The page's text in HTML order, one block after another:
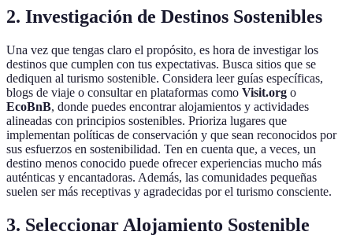
2. Investigación de Destinos Sostenibles
Una vez que tengas claro el propósito, es hora de investigar los
destinos que cumplen con tus expectativas. Busca sitios que se
dediquen al turismo sostenible. Considera leer guías específicas,
blogs de viaje o consultar en plataformas como Visit.org o
EcoBnB, donde puedes encontrar alojamientos y actividades
alineadas con principios sostenibles. Prioriza lugares que
implementan políticas de conservación y que sean reconocidos por
sus esfuerzos en sostenibilidad. Ten en cuenta que, a veces, un
destino menos conocido puede ofrecer experiencias mucho más
auténticas y encantadoras. Además, las comunidades pequeñas
suelen ser más receptivas y agradecidas por el turismo consciente.
3. Seleccionar Alojamiento Sostenible